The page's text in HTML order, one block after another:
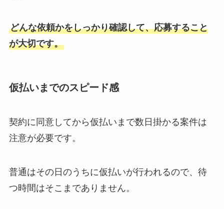
どんな依頼かをしっかり確認して、応募すること
が大切です。
仮払いまでのスピード感
契約に同意してから仮払いまで数日掛かる案件は
注意が必要です。
普通はその日のうちに仮払いが行われるので、待
つ時間はそこまでありません。